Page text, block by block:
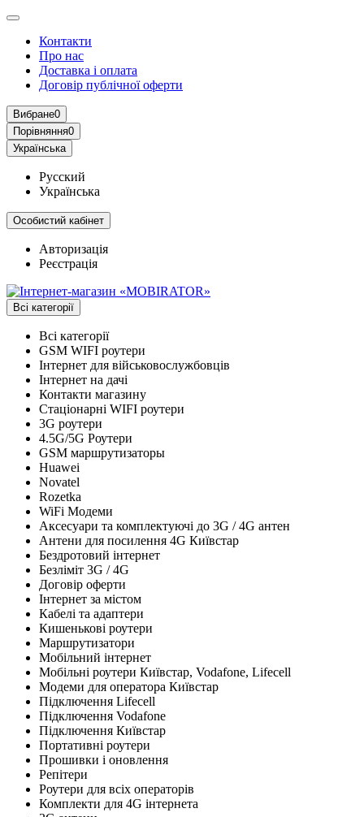
Контакти
Про нас
Доставка і оплата
Договір публічної оферти
Вибране0
Порівняння0
Українська
Русский
Українська
Особистий кабінет
Авторизація
Реєстрація
Всі категорії
Всі категорії
GSM WIFI роутери
Інтернет для військовослужбовців
Інтернет на дачі
Контакти магазину
Стаціонарні WIFI роутери
3G роутери
4.5G/5G Роутери
GSM маршрутизаторы
Huawei
Novatel
Rozetka
WiFi Модеми
Аксесуари та комплектуючі до 3G / 4G антен
Антени для посилення 4G Київстар
Бездротовий інтернет
Безліміт 3G / 4G
Договір оферти
Інтернет за містом
Кабелі та адаптери
Кишенькові роутери
Маршрутизатори
Мобільний інтернет
Мобільні роутери Київстар, Vodafone, Lifecell
Модеми для оператора Київстар
Підключення Lifecell
Підключення Vodafone
Підключення Київстар
Портативні роутери
Прошивки і оновлення
Репітери
Роутери для всіх операторів
Комплекти для 4G інтернета